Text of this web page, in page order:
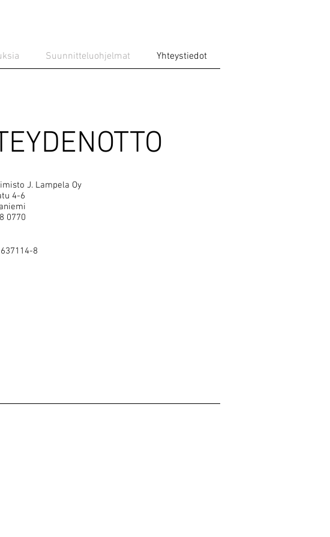
Suunnitteluohjelmat Yhteystiedot
J. Lampela Oy
4-6
0770
8